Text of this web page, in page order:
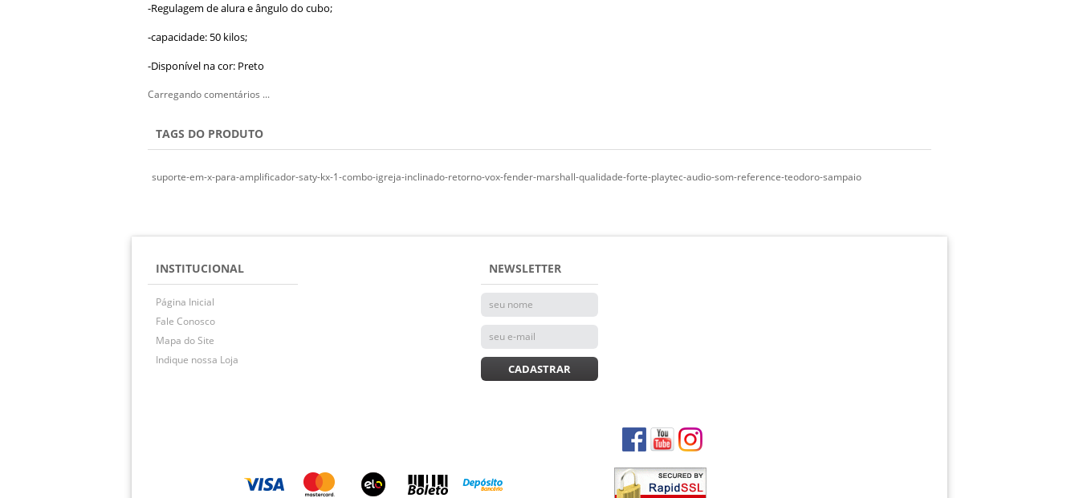
-Regulagem de alura e ângulo do cubo;
-capacidade: 50 kilos;
-Disponível na cor: Preto
Carregando comentários ...
TAGS DO PRODUTO
suporte-em-x-para-amplificador-saty-kx-1-combo-igreja-inclinado-retorno-vox-fender-marshall-qualidade-forte-playtec-audio-som-reference-teodoro-sampaio
INSTITUCIONAL
Página Inicial
Fale Conosco
Mapa do Site
Indique nossa Loja
NEWSLETTER
CADASTRAR